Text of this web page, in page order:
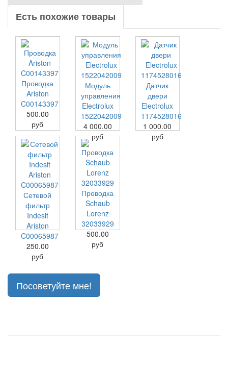
Есть похожие товары
Проводка
Ariston
C00143397
500.00
руб
Модуль
управления
Electrolux
1522042009
4 000.00
руб
Датчик
двери
Electrolux
1174528016
1 000.00
руб
Сетевой
фильтр
Indesit
Ariston
C00065987
250.00
руб
Проводка
Schaub
Lorenz
32033929
500.00
руб
Посоветуйте мне!